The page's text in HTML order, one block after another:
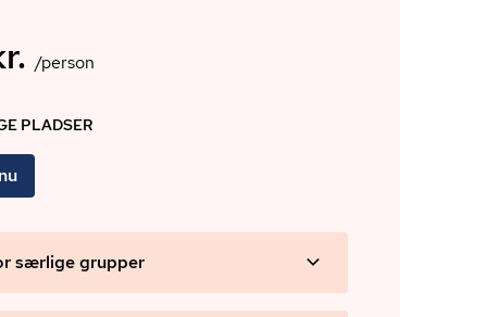
/person
PLADSER
særlige grupper